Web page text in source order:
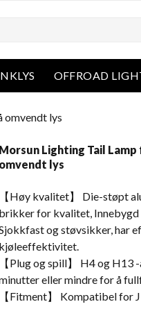
OFFROAD
omvendt lys
Morsun Lighting Tail Lamp
omvendt lys
【Høy kvalitet】 Die-støpt
brikker for kvalitet,
og støvsikker, har
kjøleeffektivitet.
【Plug og spill】 H4 og
eller mindre for å
【Fitment】 Kompatibel for